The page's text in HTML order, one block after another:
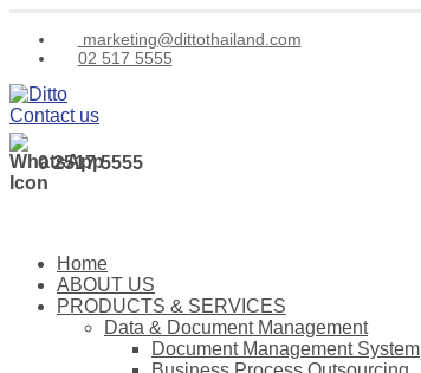
marketing@dittothailand.com
02 517 5555
Contact us
0 2517 5555
Home
ABOUT US
PRODUCTS & SERVICES
Data & Document Management
Document Management System